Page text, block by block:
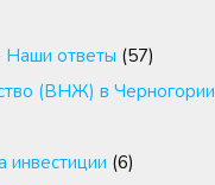
ответы (57)
(ВНЖ) в Черногории
инвестиции (6)